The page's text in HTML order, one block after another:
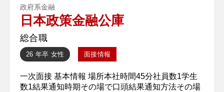
政府系金融
日本政策金融公庫
総合職
26 年卒 女性 面接情報
一次面接 基本情報 場所本社時間45分社員数1学生
数1結果通知時期その場で口頭結果通知方法その場